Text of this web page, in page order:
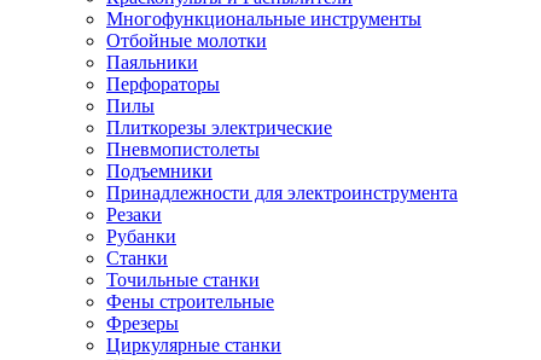
Многофункциональные инструменты
Отбойные молотки
Паяльники
Перфораторы
Пилы
Плиткорезы электрические
Пневмопистолеты
Подъемники
Принадлежности для электроинструмента
Резаки
Рубанки
Станки
Точильные станки
Фены строительные
Фрезеры
Циркулярные станки